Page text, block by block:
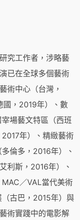
究工作者，涉略藝
已在全球多個藝術
術中心（台灣，
國，2019年）、數
場藝文特區（西班
年）、精緻藝術
倫多，2016年）、
利斯，2016年）、
／VAL當代美術
古巴，2015年）與
術實踐中的電影解